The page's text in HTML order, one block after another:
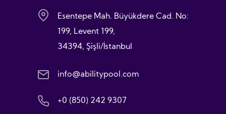
Esentepe Mah. Büyükdere Cad. No:
199, Levent 199,
34394, Şişli/İstanbul
info@abilitypool.com
+0 (850) 242 9307